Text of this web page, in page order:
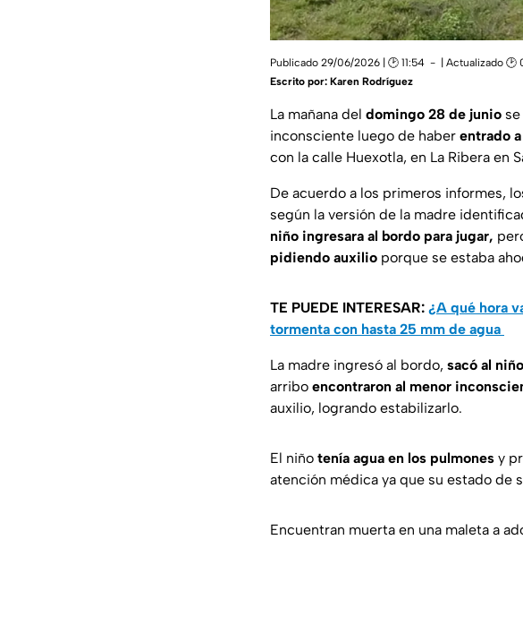
Publicado 29/06/2026 | 🕑 11:54 | Actualizado 🕑
Escrito por: Karen Rodríguez
La mañana del domingo 28 de junio
inconsciente luego de haber entrado
con la calle Huexotla, en La Ribera en
De acuerdo a los primeros informes,
según la versión de la madre
niño ingresara al bordo para jugar,
pidiendo auxilio porque se estaba
TE PUEDE INTERESAR: ¿A qué hora
tormenta con hasta 25 mm de agua
La madre ingresó al bordo, sacó al
arribo encontraron al menor
auxilio, logrando estabilizarlo.
El niño tenía agua en los pulmones y
atención médica ya que su estado de
Encuentran muerta en una maleta a